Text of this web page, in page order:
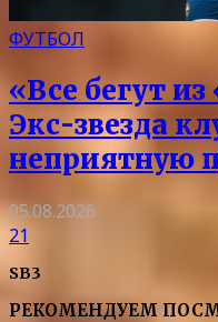
ФУТБОЛ
«Все бегут
Экс-звезда
неприятную
05.08.2026
21
SB3
РЕКОМЕНДУЕМ